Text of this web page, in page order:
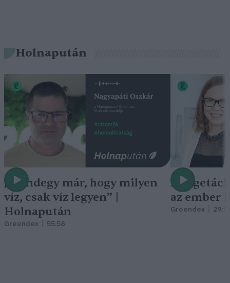
Holnapután
„Mindegy már, hogy milyen
víz, csak víz legyen” |
Holnapután
Greendex 55:58
A
az ember
Greendex